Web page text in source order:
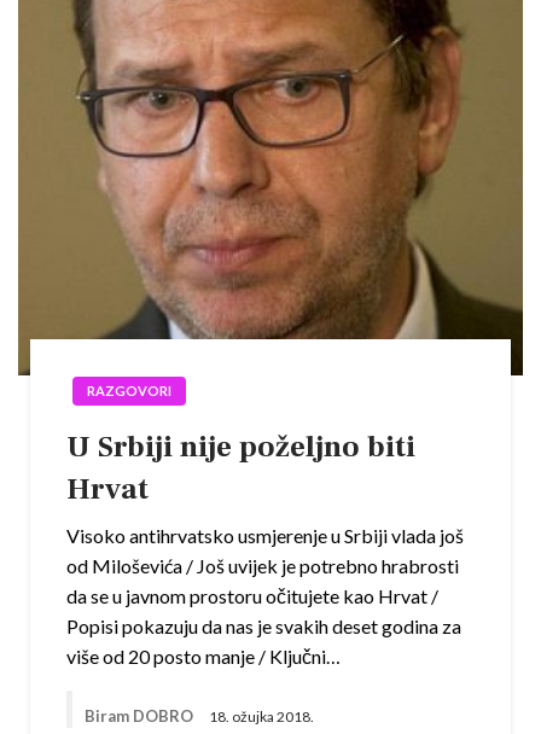
RAZGOVORI
U Srbiji nije poželjno biti
Hrvat
Visoko antihrvatsko usmjerenje u Srbiji vlada još
od Miloševića / Još uvijek je potrebno hrabrosti
da se u javnom prostoru očitujete kao Hrvat /
Popisi pokazuju da nas je svakih deset godina za
više od 20 posto manje / Ključni…
Biram DOBRO 18. ožujka 2018.